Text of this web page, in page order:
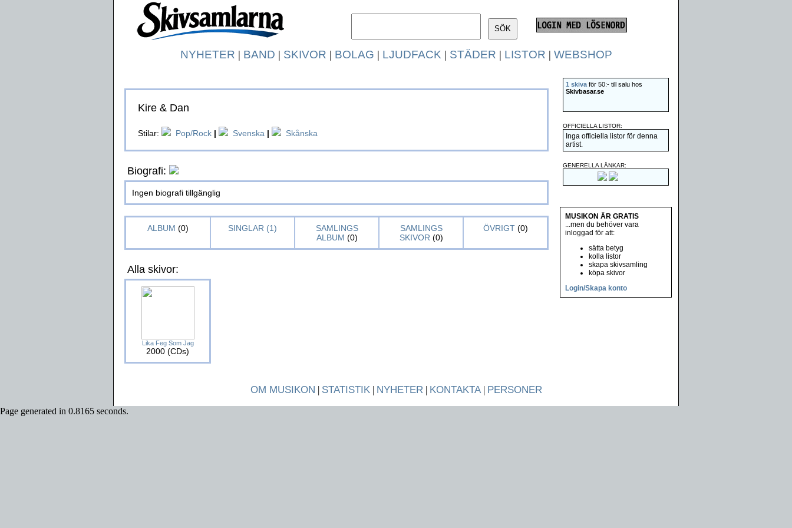
NYHETER | BAND | SKIVOR | BOLAG | LJUDFACK | STÄDER | LISTOR | WEBSHOP
Kire & Dan
Stilar: Pop/Rock | Svenska | Skånska
Biografi:
Ingen biografi tillgänglig
ALBUM (0) SINGLAR (1)
SAMLINGS
ALBUM (0)
SAMLINGS
SKIVOR (0)
ÖVRIGT(0)
Alla skivor:
Lika Feg Som Jag
2000 (CDs)
1 skiva för 50:- till salu hos
Skivbasar.se
OFFICIELLA LISTOR:
Inga officiella listor för denna
artist.
GENERELLA LÄNKAR:
MUSIKON ÄR GRATIS
...men du behöver vara
inloggad för att:
sätta betyg
kolla listor
skapa skivsamling
köpa skivor
Login/Skapa konto
OM MUSIKON | STATISTIK| NYHETER| KONTAKTA| PERSONER
Page generated in 0.8165 seconds.